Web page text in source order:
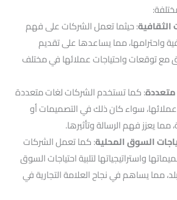
الثقافية: حيثما تعمل الشركات على فهم
واحترامها، مما يساعدها على تقديم
مع توقعات واحتياجات عملائها في مختلف
: كما تستخدم الشركات لغات متعددة
سواء كان ذلك في التصميمات أو
مما يعزز فهم الرسالة وتأثيرها.
السوق المحلية: كما تعمل الشركات
واستراتيجياتها لتلبية احتياجات السوق
مما يساهم في نجاح العلامة التجارية في